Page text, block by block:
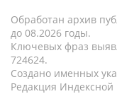
Обработан архив
до 08.2026 годы.
Ключевых фраз
724624.
Создано именных
Редакция Индексной